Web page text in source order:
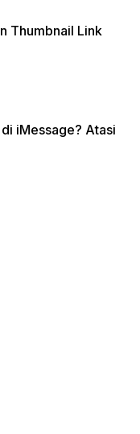
Thumbnail Link
iMessage? Atasi